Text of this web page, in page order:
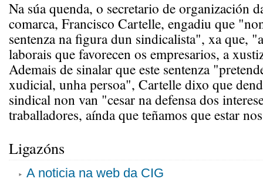
Na súa quenda, o secretario de organización
comarca, Francisco Cartelle, engadiu que
sentenza na figura dun sindicalista", xa que,
laborais que favorecen os empresarios, a
Ademais de sinalar que este sentenza
xudicial, unha persoa", Cartelle dixo que
sindical non van "cesar na defensa dos
traballadores, aínda que teñamos que estar
Ligazóns
A noticia na web da CIG